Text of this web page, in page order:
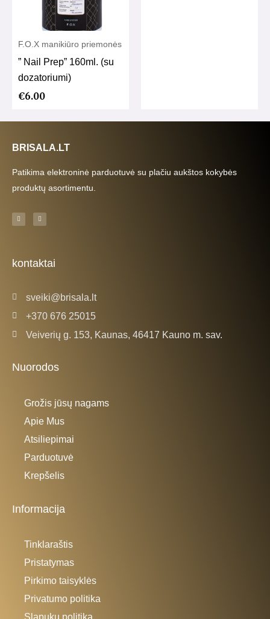
F.O.X manikiūro priemonės
” Nail Prep” 160ml. (su
dozatoriumi)
€6.00
BRISALA.LT
Patikima elektroninė parduotuvė su plačiu aukštos kokybės
produktų asortimentu.
F
a
c
-
f
I
n
s
m
kontaktai
sveiki@brisala.lt
+370 676 25015
Veiverių g. 153, Kaunas, 46417 Kauno m. sav.
Nuorodos
Grožis jūsų nagams
Apie Mus
Atsiliepimai
Parduotuvė
Krepšelis
Informacija
Tinklaraštis
Pristatymas
Pirkimo taisyklės
Privatumo politika
Slapukų politika